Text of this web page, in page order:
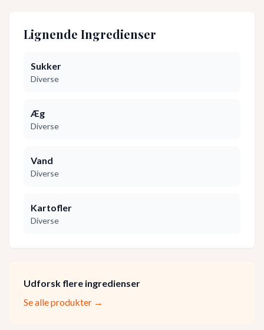
Lignende Ingredienser
Sukker
Diverse
Æg
Diverse
Vand
Diverse
Kartofler
Diverse
Udforsk flere ingredienser
Se alle produkter →